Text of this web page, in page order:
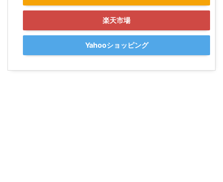
楽天市場
Yahooショッピング